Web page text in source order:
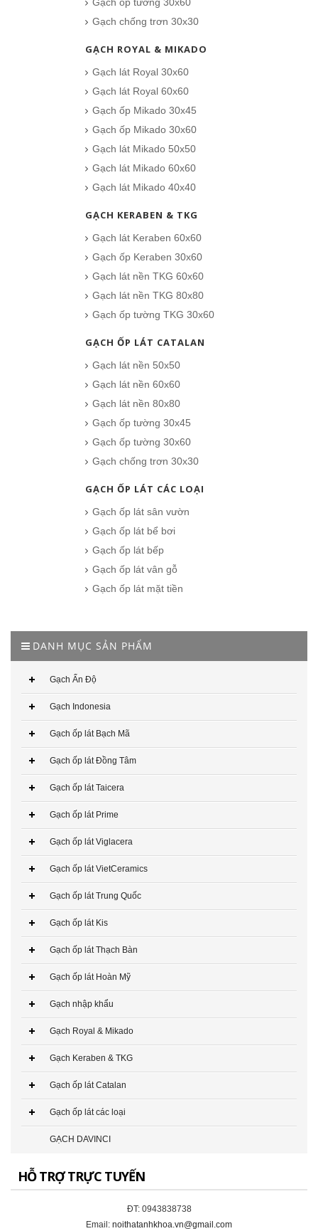
Gạch ốp tường 30x60
Gạch chống trơn 30x30
GẠCH ROYAL & MIKADO
Gạch lát Royal 30x60
Gạch lát Royal 60x60
Gạch ốp Mikado 30x45
Gạch ốp Mikado 30x60
Gạch lát Mikado 50x50
Gạch lát Mikado 60x60
Gạch lát Mikado 40x40
GẠCH KERABEN & TKG
Gạch lát Keraben 60x60
Gạch ốp Keraben 30x60
Gạch lát nền TKG 60x60
Gạch lát nền TKG 80x80
Gạch ốp tường TKG 30x60
GẠCH ỐP LÁT CATALAN
Gạch lát nền 50x50
Gạch lát nền 60x60
Gạch lát nền 80x80
Gạch ốp tường 30x45
Gạch ốp tường 30x60
Gạch chống trơn 30x30
GẠCH ỐP LÁT CÁC LOẠI
Gạch ốp lát sân vườn
Gạch ốp lát bể bơi
Gạch ốp lát bếp
Gạch ốp lát vân gỗ
Gạch ốp lát mặt tiền
DANH MỤC SẢN PHẨM
Gạch Ấn Độ
Gạch Indonesia
Gạch ốp lát Bạch Mã
Gạch ốp lát Đồng Tâm
Gạch ốp lát Taicera
Gạch ốp lát Prime
Gạch ốp lát Viglacera
Gạch ốp lát VietCeramics
Gạch ốp lát Trung Quốc
Gạch ốp lát Kis
Gạch ốp lát Thạch Bàn
Gạch ốp lát Hoàn Mỹ
Gạch nhập khẩu
Gạch Royal & Mikado
Gạch Keraben & TKG
Gạch ốp lát Catalan
Gạch ốp lát các loại
GẠCH DAVINCI
HỖ TRỢ TRỰC TUYẾN
ĐT: 0943838738
Email: noithatanhkhoa.vn@gmail.com
Gạch Đồng Tâm 60×60 – DTD6060NHUTHACH002-SP
349.000₫
CHO VÀO GIỎ HÀNG
Gạch Đồng Tâm 60×60 – DTD6060NHUTHACH001-SP
349.000₫
Gạch Đồng Tâm 60×60 – DTD6060CREMA-MAFIL01
291.000₫